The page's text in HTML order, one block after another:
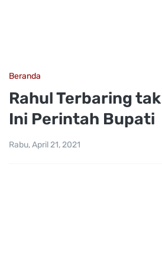
Beranda
Rahul Terbaring
Ini Perintah Bupati
Rabu, April 21, 2021